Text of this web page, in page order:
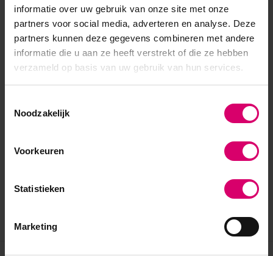
informatie over uw gebruik van onze site met onze
partners voor social media, adverteren en analyse. Deze
partners kunnen deze gegevens combineren met andere
informatie die u aan ze heeft verstrekt of die ze hebben
verzameld op basis van uw gebruik van hun services.
Noodzakelijk
Voorkeuren
Statistieken
Marketing